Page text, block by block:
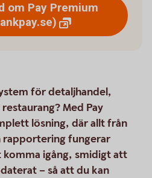
om Pay Premium
för detaljhandel,
Med Pay
lösning, där allt från
rapportering fungerar
igång, smidigt att
– så att du kan